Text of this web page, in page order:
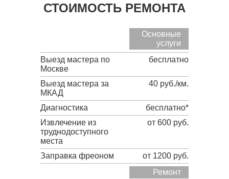
СТОИМОСТЬ РЕМОНТА
Основные
услуги
Выезд мастера по
Москве
бесплатно
Выезд мастера за
МКАД
40 руб./км.
Диагностика
бесплатно*
Извлечение из
труднодоступного
места
от 600 руб.
Заправка фреоном
от 1200 руб.
Ремонт